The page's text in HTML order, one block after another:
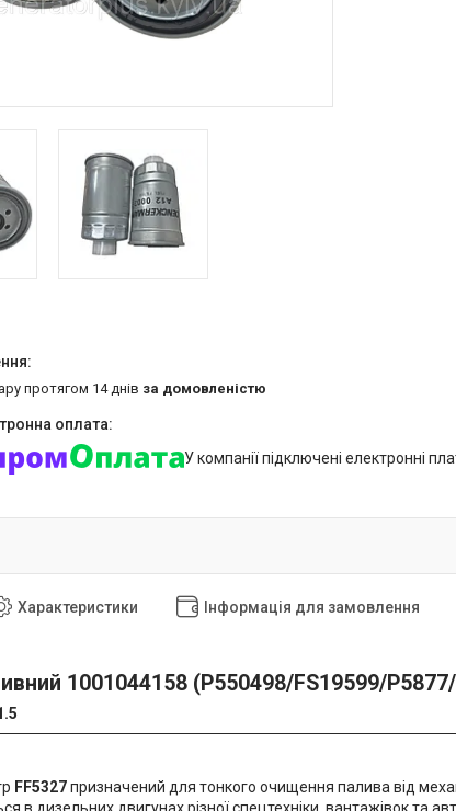
протягом 14 днів за домовленістю
У компанії підключені електронні
Характеристики Інформація для замовлення
1001044158 (P550498/FS19599/
FF5327призначений для тонкого очищення палива від
в дизельних двигунах різної спецтехніки, вантажівок та